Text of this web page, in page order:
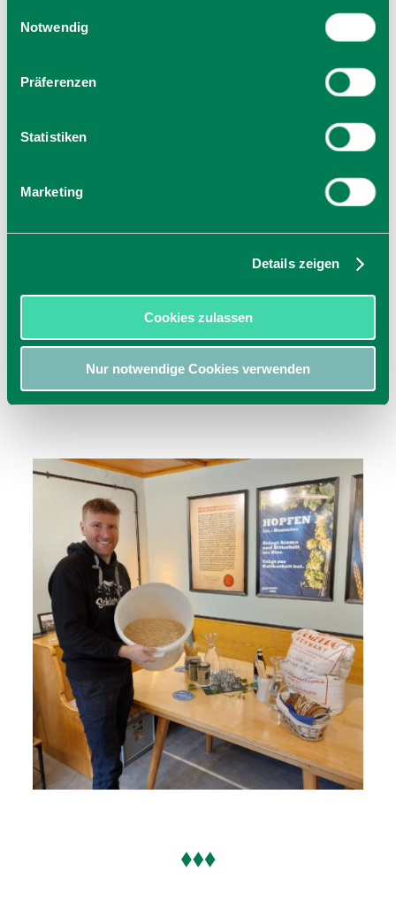
Cookies, wenn Sie unsere Webseite weiterhin nutzen.
Notwendig
Präferenzen
Statistiken
Marketing
Details zeigen
Cookies zulassen
Nur notwendige Cookies verwenden
83727 Schliersee
E-Mail verfassen
83727 Schliersee